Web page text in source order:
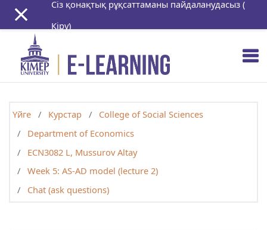
Негізгі мазмұнғаСіз қонақтық рұқсаттаманы пайдаланудасыз (
Кіру)
Үйге Курстар
College of Social Sciences
Department of Economics
ECN3082 L, Mussurov Altay
Week 5: AS-AD model (lecture 2)
Chat (ask questions)